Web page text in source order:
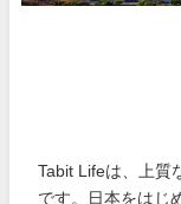
Tabit Lifeは、上質
です。日本をはじ